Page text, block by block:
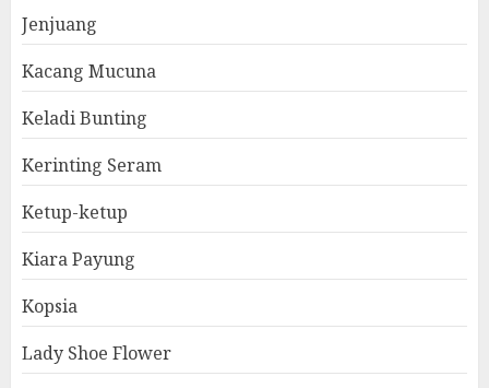
Jenjuang
Kacang Mucuna
Keladi Bunting
Kerinting Seram
Ketup-ketup
Kiara Payung
Kopsia
Lady Shoe Flower